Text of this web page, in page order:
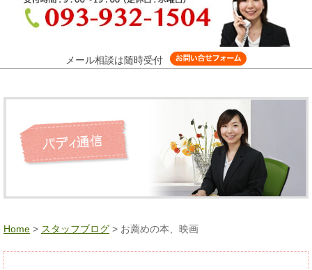
メール相談は随時受付
Home > スタッフブログ > お薦めの本、映画